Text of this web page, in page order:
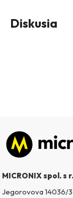
Diskusia
Zápätie
MICRONIX spol. s
Jegorovova 14036/